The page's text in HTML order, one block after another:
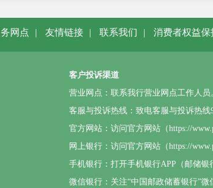
网点 | 友情链接 | 联系我们 | 消费者权益保
客户投诉渠道
营业网点：联系我行营业网点工作人员
客服与投诉热线：致电客服与投诉热线
官方网站：访问官方网站（https://
网上银行：访问官方网站（https://
手机银行：打开手机银行APP（邮储银
微信银行：关注“中国邮政储蓄银行”微